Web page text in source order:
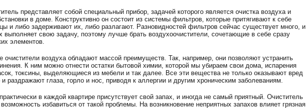
представляет собой специальный прибор, задачей которого является очистка воздуха и
в доме. Конструктивно он состоит из системы фильтров, которые притягивают к себе
и либо задерживают их, либо разлагают. Разновидностей фильтров сейчас существует много, и
выполняет свою задачу, поэтому лучше брать воздухоочистители, сочетающие в себе сразу
элементов.
очистители воздуха обладают массой преимуществ. Так, например, они позволяют устранить
К ним можно отнести остатки бытовой химии, которой мы убираем свои дома, испарения
токсины, выделяющиеся из мебели и так далее. Все эти вещества не только оказывают вред
и раздражают глаза, горло и нос, приводя к аллергии и другим хроническим заболеваниям.
в каждой квартире присутствует свой запах, и иногда не самый приятный. Очиститель
избавиться от такой проблемы. На возникновение неприятных запахов влияет грязная